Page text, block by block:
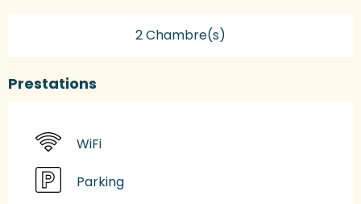
2 Chambre(s)
Prestations
WiFi
Parking